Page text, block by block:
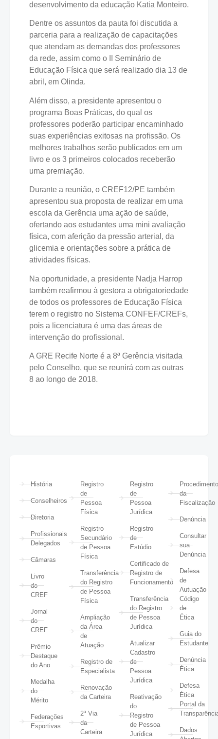
desenvolvimento da educação Katia Monteiro.
Dentre os assuntos da pauta foi discutida a
parceria para a realização de capacitações
que atendam as demandas dos professores
da rede, assim como o II Seminário de
Educação Física que será realizado dia 13 de
abril, em Olinda.
Além disso, a presidente apresentou o
programa Boas Práticas, do qual os
professores poderão participar encaminhado
suas experiências exitosas na profissão. Os
melhores trabalhos serão publicados em um
livro e os 3 primeiros colocados receberão
uma premiação.
Durante a reunião, o CREF12/PE também
apresentou sua proposta de realizar em uma
escola da Gerência uma ação de saúde,
ofertando aos estudantes uma mini avaliação
física, com aferição da pressão arterial, da
glicemia e orientações sobre a prática de
atividades físicas.
Na oportunidade, a presidente Nadja Harrop
também reafirmou à gestora a obrigatoriedade
de todos os professores de Educação Física
terem o registro no Sistema CONFEF/CREFs,
pois a licenciatura é uma das áreas de
intervenção do profissional.
A GRE Recife Norte é a 8ª Gerência visitada
pelo Conselho, que se reunirá com as outras
8 ao longo de 2018.
História
Conselheiros
Diretoria
Profissionais
Delegados
Câmaras
Livro
do
CREF
Jornal
do
CREF
Prêmio
Destaque
do Ano
Medalha
do
Mérito
Federações
Esportivas
Registro
de
Pessoa
Física
Registro
Secundário
de Pessoa
Física
Transferência
do Registro
de Pessoa
Física
Ampliação
da Área
de
Atuação
Registro de
Especialista
Renovação
da Carteira
2ª Via
da
Carteira
Registro
de
Pessoa
Jurídica
Registro
de
Estúdio
Certificado de
Registro de
Funcionamento
Transferência
do Registro
de Pessoa
Jurídica
Atualizar
Cadastro
de
Pessoa
Jurídica
Reativação
do
Registro
de Pessoa
Jurídica
da
Fiscalização
Denúncia
Consultar
sua
Denúncia
Defesa
de
Autuação
Código
de
Ética
Guia do
Estudante
Denúncia
Ética
Defesa
Ética
Portal da
Dados